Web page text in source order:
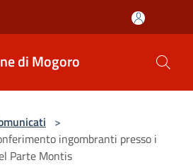
di Mogoro
>
ingombranti presso i
Parte Montis